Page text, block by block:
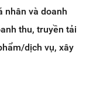
nhân và doanh
thu, truyền tải
dịch vụ, xây